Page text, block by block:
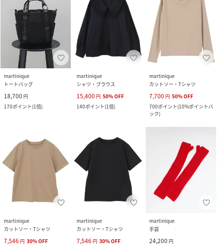
martinique
トートバッグ
18,700 円
170ポイント(1倍)
martinique
シャツ・ブラウス
15,400 円 50%OFF
140ポイント(1倍)
martinique
カットソー・Tシャツ
7,700 円 50%OFF
700ポイント(10%ポイントバ
ック)
martinique
カットソー・Tシャツ
7,546 円 30%OFF
martinique
カットソー・Tシャツ
7,546 円 30%OFF
martinique
手袋
24,200 円